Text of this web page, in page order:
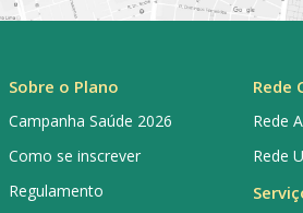
Sobre o Plano
Campanha Saúde 2026
Como se inscrever
Regulamento
Rede
Rede
Rede